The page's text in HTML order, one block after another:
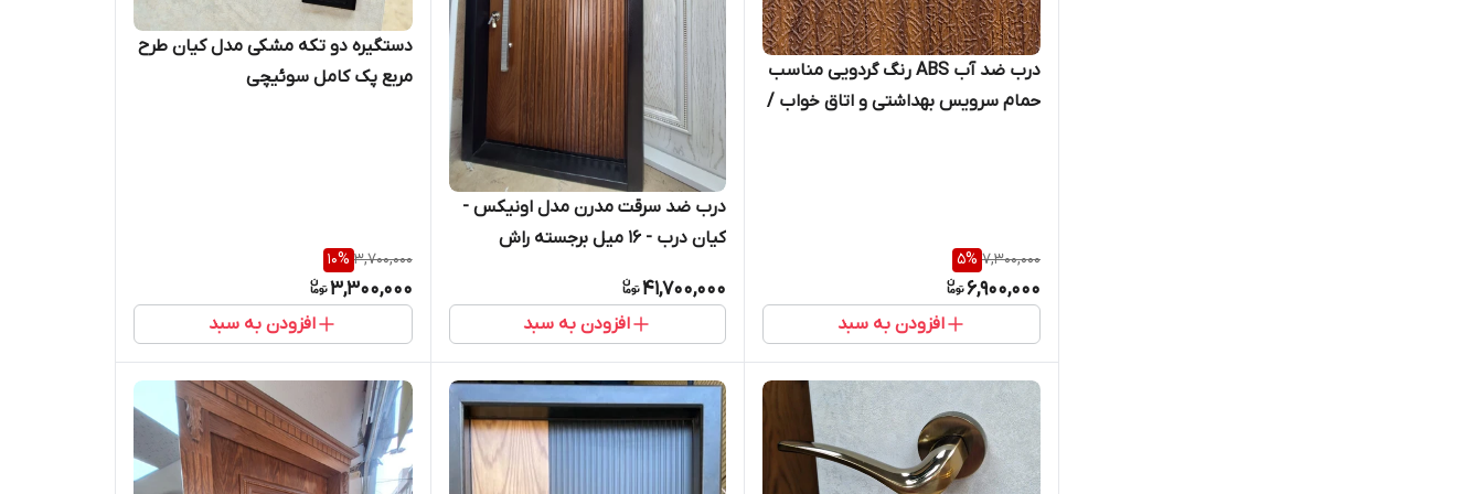
درب ضد آب ABS رنگ گردویی مناسب
حمام سرویس بهداشتی و اتاق خواب /
7,300,000
5%
6,900,000
افزودن به سبد
درب ضد سرقت مدرن مدل اونیکس -
کیان درب - 16 میل برجسته راش
41,700,000
افزودن به سبد
دستگیره دو تکه مشکی مدل کیان طرح
مربع پک کامل سوئیچی
3,700,000
10%
3,300,000
افزودن به سبد